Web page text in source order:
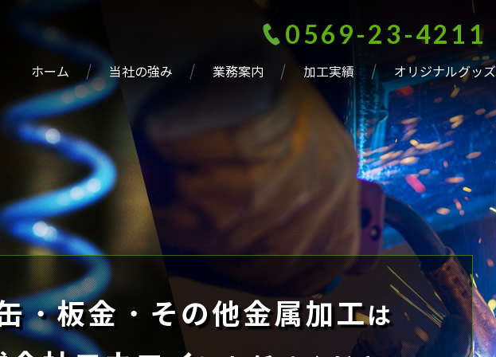
0569-23-4211
ホーム 当社の強み 業務案内 加工実績 オリジナルグッズ
・板金・その他金属加工は